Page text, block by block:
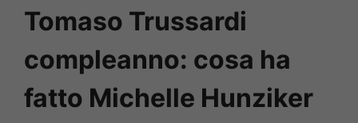
Tomaso Trussardi
compleanno: cosa ha
fatto Michelle Hunziker